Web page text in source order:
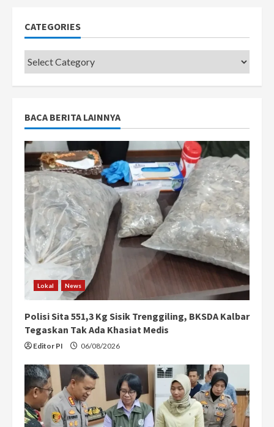
CATEGORIES
Categories
BACA BERITA LAINNYA
Lokal News
Polisi Sita 551,3 Kg Sisik Trenggiling, BKSDA Kalbar
Tegaskan Tak Ada Khasiat Medis
Editor PI 06/08/2026